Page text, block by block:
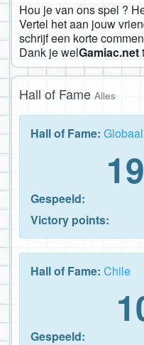
Hou je van ons spel ?
Vertel het aan jouw
schrijf een korte
Dank je welGamiac.net
Hall of Fame Alles
Hall of Fame: Globaal
Gespeeld:
Victory points:
Hall of Fame: Chile
Gespeeld: